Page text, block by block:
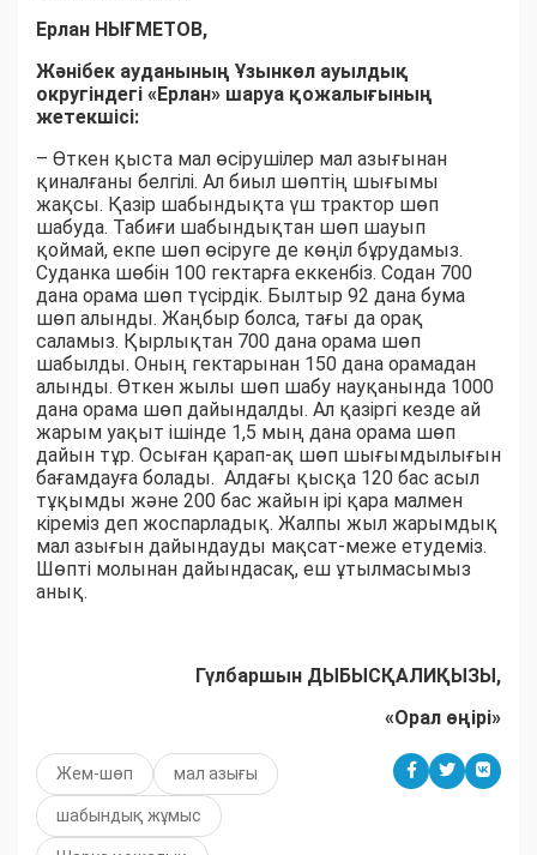
Ерлан НЫҒМЕТОВ,
Жәнібек ауданының Ұзынкөл ауылдық
округіндегі «Ерлан» шаруа қожалығының
жетекшісі:
– Өткен қыста мал өсірушілер мал азығынан
қиналғаны белгілі. Ал биыл шөптің шығымы
жақсы. Қазір шабындықта үш трактор шөп
шабуда. Табиғи шабындықтан шөп шауып
қоймай, екпе шөп өсіруге де көңіл бұрудамыз.
Суданка шөбін 100 гектарға еккенбіз. Содан 700
дана орама шөп түсірдік. Былтыр 92 дана бума
шөп алынды. Жаңбыр болса, тағы да орақ
саламыз. Қырлықтан 700 дана орама шөп
шабылды. Оның гектарынан 150 дана орамадан
алынды. Өткен жылы шөп шабу науқанында 1000
дана орама шөп дайындалды. Ал қазіргі кезде ай
жарым уақыт ішінде 1,5 мың дана орама шөп
дайын тұр. Осыған қарап-ақ шөп шығымдылығын
бағамдауға болады. Алдағы қысқа 120 бас асыл
тұқымды және 200 бас жайын ірі қара малмен
кіреміз деп жоспарладық. Жалпы жыл жарымдық
мал азығын дайындауды мақсат-меже етудеміз.
Шөпті молынан дайындасақ, еш ұтылмасымыз
анық.
Гүлбаршын ДЫБЫСҚАЛИҚЫЗЫ,
«Орал өңірі»
Жем-шөп мал азығы
шабындық жұмыс